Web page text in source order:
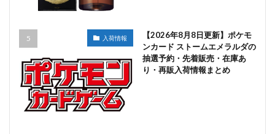
入荷情報
【2026年8月8日更新】ポケモ
ンカード ストームエメラルダの
抽選予約・先着販売・在庫あ
り・再販入荷情報まとめ